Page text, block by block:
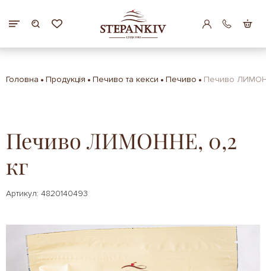
Головна Продукція Печиво та кекси Печиво Печиво
Печиво ЛИМОННЕ, 0,2
кг
Артикул: 4820140493